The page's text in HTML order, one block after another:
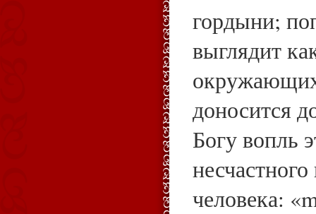
гордыни;
выглядит
доносится
Богу вопль
человека: